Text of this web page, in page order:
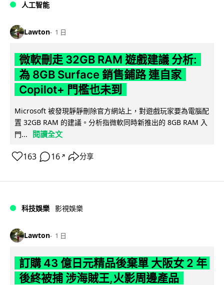
人工智能
Lawton 1 日
微軟刪走 32GB RAM 遊戲建議 分析:
為 8GB Surface 銷售鋪路 連自家
Copilot+ 門檻也未到
Microsoft 被發現靜靜刪除官方網站上，對遊戲玩家要為電腦配
置 32GB RAM 的建議。分析指微軟同時新推出的 8GB RAM 入
門...
閱讀全文
163 16 ↗ 分享
科技娛樂 影視娛樂
Lawton 1 日
訂購 43 億日元精品後棄單 大阪女 2 年
後終被捕 涉海賊王,火影周邊產品